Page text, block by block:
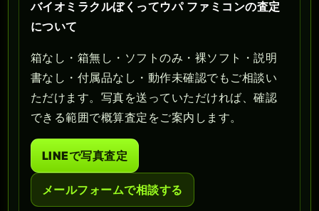
バイオミラクルぼくってウパ ファミコンの査定
について
箱なし・箱無し・ソフトのみ・裸ソフト・説明
書なし・付属品なし・動作未確認でもご相談い
ただけます。写真を送っていただければ、確認
できる範囲で概算査定をご案内します。
LINEで写真査定
メールフォームで相談する